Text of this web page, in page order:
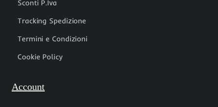
Sconti P.Iva
Tracking Spedizione
Termini e Condizioni
Cookie Policy
Account